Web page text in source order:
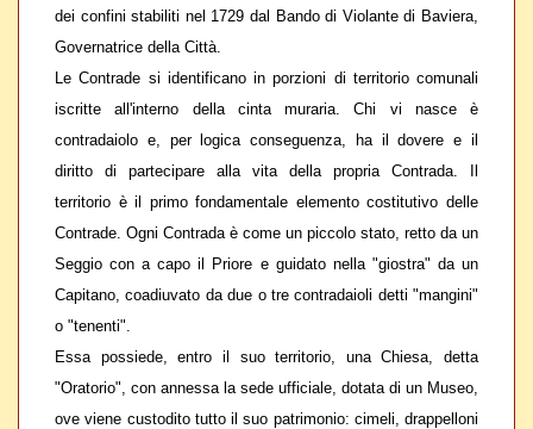
dei confini stabiliti nel 1729 dal Bando di Violante di Baviera,
Governatrice della Città.
Le Contrade si identificano inporzioni di territorio comunali
iscritte all'interno della cinta muraria. Chi vi nasce è
contradaiolo e, per logica conseguenza, ha il dovere e il
diritto di partecipare alla vita della propria Contrada. Il
territorio è il primo fondamentale elemento costitutivo delle
Contrade. Ogni Contrada è come un piccolo stato, retto da un
Seggio con a capo il Priore e guidato nella "giostra" da un
Capitano, coadiuvato da due o tre contradaioli detti "mangini"
o "tenenti".
Essa possiede, entro il suo territorio, unaChiesa, detta
"Oratorio", con annessa la sede ufficiale, dotata di un Museo,
ove viene custodito tutto il suo patrimonio: cimeli, drappelloni